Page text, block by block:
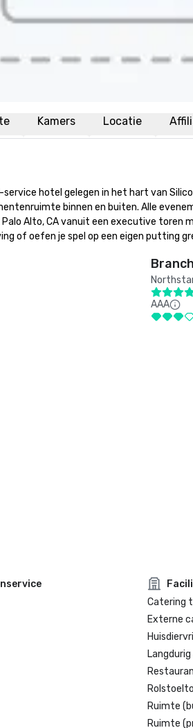
Kamers Locatie
hotel gelegen in het hart van
binnen en buiten. Alle
Alto, CA vanuit een executive toren
of oefen je spel op een eigen putting
AAA
Catering
Externe
Ruimte
Ruimte